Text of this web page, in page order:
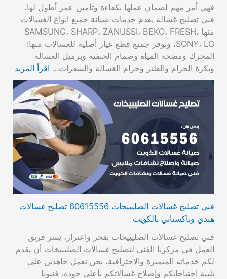
فهي أمر مهم لضمان عملها بكفاءة وتأمين عمر أطول لها،
فني تصليح غسالة يقدم خدمات صيانة جميع انواع الغسالات
منها SAMSUNG، SHARP، ZANUSSI، BEKO، FRESH،
SONY، LG، ونوفر جميع قطع غيار أصلية للغسالات منها:
المحرك ومضخة المياه وصمام الحنفية وبرميل الغسالة
وبكرة الحزام والفلتر وحزام الغسالة والشفرات… اقرأ المزيد
فني تصليح غسالات الصليبيخات 60615556 تصليح غسالات
هندي وباكستاني بالكويت
فني تصليح غسالات الصليبيخات بفخر واعتزاز، يسر فريق
العمل في مركزنا الفني لتصليح غسالات الصليبيخات أن يقدم
لكم خدماته المتميزة والاحترافية، نحن نعمل جاهدين على
تلبية احتياجاتكم وإصلاح غسالاتكم بأعلى جودة. فنيونا